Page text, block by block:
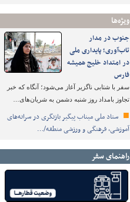
ویژه‌ها
جنوب در مدار
تاب‌آوری؛ پایداری ملی
در امتداد خلیج همیشه
فارس
سفر با شتابی ناگزیر آغاز می‌شود؛ آنگاه که خبر
تجاوز بامداد روز شنبه دشمن به شریان‌های…
ستاد ملی میناب پیگیر بازنگری در سرانه‌های
آموزشی، فرهنگی و ورزشی منطقه/…
راهنمای سفر